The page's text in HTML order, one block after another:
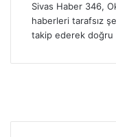
Sivas Haber 346,
haberleri tarafsız
takip ederek doğru